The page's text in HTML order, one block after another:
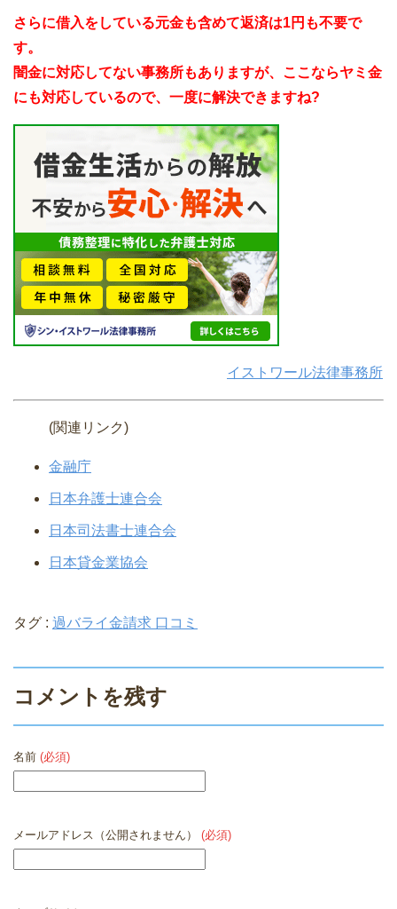
さらに借入をしている元金も含めて返済は1円も不要で
す。
闇金に対応してない事務所もありますが、ここならヤミ金
にも対応しているので、一度に解決できますね?
イストワール法律事務所
(関連リンク)
金融庁
日本弁護士連合会
日本司法書士連合会
日本貸金業協会
タグ : 過バライ金請求 口コミ
コメントを残す
名前 (必須)
メールアドレス（公開されません） (必須)